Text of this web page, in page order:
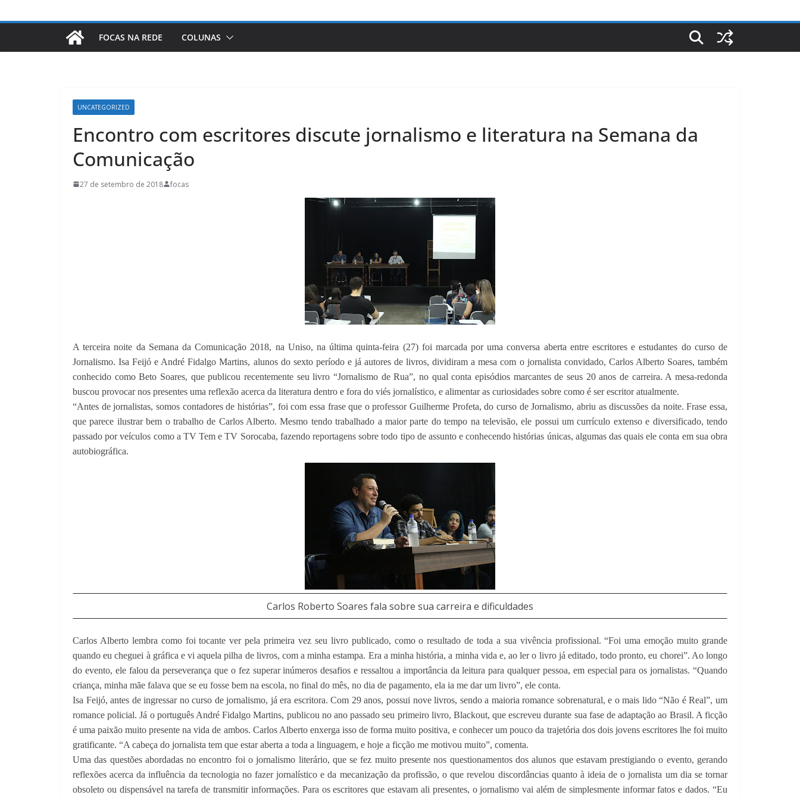
FOCAS NA REDE COLUNAS
UNCATEGORIZED
Encontro com escritores discute jornalismo e literatura na Semana da
Comunicação
27 de setembro de 2018 focas
A terceira noite da Semana da Comunicação 2018, na Uniso, na última quinta-feira (27) foi marcada por uma conversa aberta entre escritores e estudantes do curso de
Jornalismo. Isa Feijó e André Fidalgo Martins, alunos do sexto período e já autores de livros, dividiram a mesa com o jornalista convidado, Carlos Alberto Soares, também
conhecido como Beto Soares, que publicou recentemente seu livro “Jornalismo de Rua”, no qual conta episódios marcantes de seus 20 anos de carreira. A mesa-redonda
buscou provocar nos presentes uma reflexão acerca da literatura dentro e fora do viés jornalístico, e alimentar as curiosidades sobre como é ser escritor atualmente.
“Antes de jornalistas, somos contadores de histórias”, foi com essa frase que o professor Guilherme Profeta, do curso de Jornalismo, abriu as discussões da noite. Frase essa,
que parece ilustrar bem o trabalho de Carlos Alberto. Mesmo tendo trabalhado a maior parte do tempo na televisão, ele possui um currículo extenso e diversificado, tendo
passado por veículos como a TV Tem e TV Sorocaba, fazendo reportagens sobre todo tipo de assunto e conhecendo histórias únicas, algumas das quais ele conta em sua obra
autobiográfica.
Carlos Roberto Soares fala sobre sua carreira e dificuldades
Carlos Alberto lembra como foi tocante ver pela primeira vez seu livro publicado, como o resultado de toda a sua vivência profissional. “Foi uma emoção muito grande
quando eu cheguei à gráfica e vi aquela pilha de livros, com a minha estampa. Era a minha história, a minha vida e, ao ler o livro já editado, todo pronto, eu chorei”. Ao longo
do evento, ele falou da perseverança que o fez superar inúmeros desafios e ressaltou a importância da leitura para qualquer pessoa, em especial para os jornalistas. “Quando
criança, minha mãe falava que se eu fosse bem na escola, no final do mês, no dia de pagamento, ela ia me dar um livro”, ele conta.
Isa Feijó, antes de ingressar no curso de jornalismo, já era escritora. Com 29 anos, possui nove livros, sendo a maioria romance sobrenatural, e o mais lido “Não é Real”, um
romance policial. Já o português André Fidalgo Martins, publicou no ano passado seu primeiro livro, Blackout, que escreveu durante sua fase de adaptação ao Brasil. A ficção
é uma paixão muito presente na vida de ambos. Carlos Alberto enxerga isso de forma muito positiva, e conhecer um pouco da trajetória dos dois jovens escritores lhe foi muito
gratificante. “A cabeça do jornalista tem que estar aberta a toda a linguagem, e hoje a ficção me motivou muito”, comenta.
Uma das questões abordadas no encontro foi o jornalismo literário, que se fez muito presente nos questionamentos dos alunos que estavam prestigiando o evento, gerando
reflexões acerca da influência da tecnologia no fazer jornalístico e da mecanização da profissão, o que revelou discordâncias quanto à ideia de o jornalista um dia se tornar
obsoleto ou dispensável na tarefa de transmitir informações. Para os escritores que estavam ali presentes, o jornalismo vai além de simplesmente informar fatos e dados. “Eu